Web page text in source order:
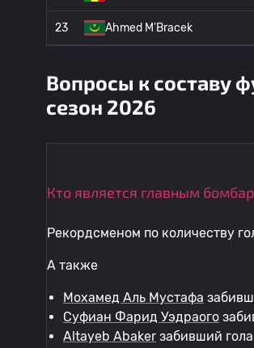
23 Ahmed M'Bracek
Вопросы к составу
сезон 2026
Кто является главным
Рекордсменом по количеству
А также
Мохамед Аль Мустафа
Суфиан Фарид Уэдраого
Altayeb Abaker забивший гола